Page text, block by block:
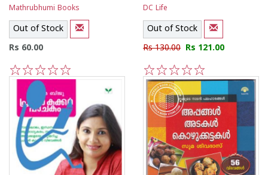
Mathrubhumi Books
Out of Stock
Rs 60.00
5
4
3
2
DC Life
Out of Stock
Rs 130.00 Rs 121.00
5
4
3
2
1